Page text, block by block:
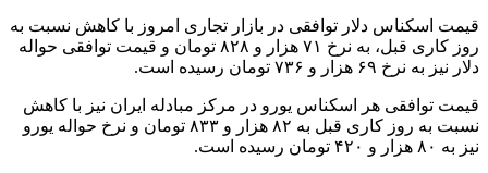
قیمت اسکناس دلار توافقی در بازار تجاری امروز با کاهش نسبت به
روز کاری قبل، به نرخ ۷۱ هزار و ۸۲۸ تومان و قیمت توافقی حواله
دلار نیز به نرخ ۶۹ هزار و ۷۳۶ تومان رسیده است.
قیمت توافقی هر اسکناس یورو در مرکز مبادله ایران نیز با کاهش
نسبت به روز کاری قبل به ۸۲ هزار و ۸۳۳ تومان و نرخ حواله یورو
نیز به ۸۰ هزار و ۴۲۰ تومان رسیده است.